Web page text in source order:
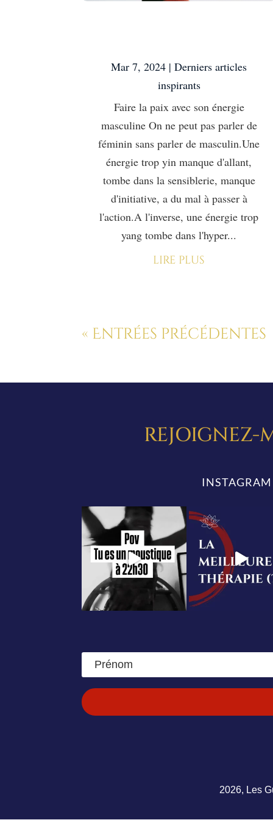
Mar 7, 2024 |Derniers articles
inspirants
Faire la paix avec son énergie
masculine On ne peut pas parler de
féminin sans parler de masculin.Une
énergie trop yin manque d'allant,
tombe dans la sensiblerie, manque
d'initiative, a du mal à passer à
l'action.A l'inverse, une énergie trop
yang tombe dans l'hyper...
lire plus
« Entrées précédentes
REJOIGNEZ-
INSTAGRAM
2026, Les